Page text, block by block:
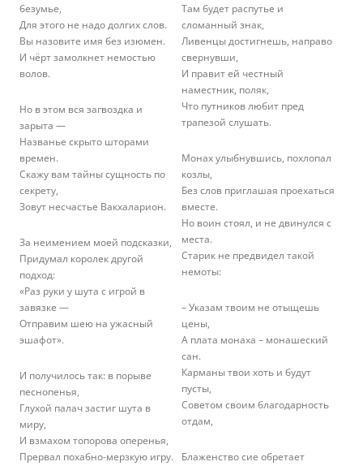
безумье,
Для этого не надо долгих слов.
Вы назовите имя без изюмен.
И чёрт замолкнет немостью
волов.
Но в этом вся загвоздка и
зарыта —
Названье скрыто шторами
времен.
Скажу вам тайны сущность по
секрету,
Зовут несчастье Вакхаларион.
За неимением моей подсказки,
Придумал королек другой
подход:
«Раз руки у шута с игрой в
завязке —
Отправим шею на ужасный
эшафот».
И получилось так: в порыве
песнопенья,
Глухой палач застиг шута в
миру,
И взмахом топорова оперенья,
Прервал похабно-мерзкую игру.
Там будет распутье и
сломанный знак,
Ливенцы достигнешь, направо
свернувши,
И правит ей честный
наместник, поляк,
Что путников любит пред
трапезой слушать.
Монах улыбнувшись, похлопал
козлы,
Без слов приглашая проехаться
вместе.
Но воин стоял, и не двинулся с
места.
Старик не предвидел такой
немоты:
– Указам твоим не отыщешь
цены,
А плата монаха – монашеский
сан.
Карманы твои хоть и будут
пусты,
Советом своим благодарность
отдам,
Блаженство сие обретает